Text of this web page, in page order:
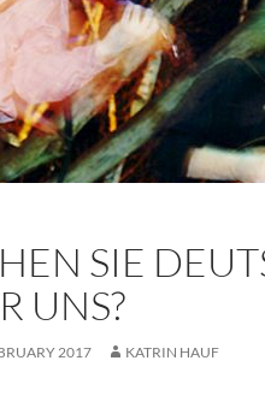
SIE
UNS?
2017 KATRIN HAUF